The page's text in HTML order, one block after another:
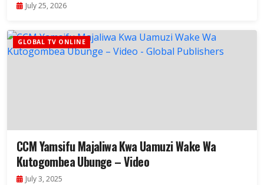
July 25, 2026
GLOBAL TV ONLINE
CCM Yamsifu Majaliwa Kwa Uamuzi Wake Wa
Kutogombea Ubunge – Video
July 3, 2025